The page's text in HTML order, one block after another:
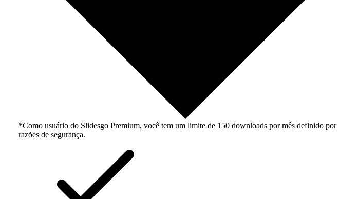
*Como usuário do Slidesgo Premium, você tem um limite de 150 downloads por mês definido por
razões de segurança.